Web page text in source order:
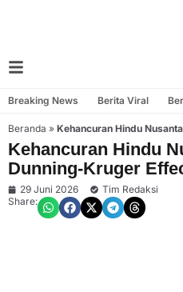
Breaking News Berita Viral
Beranda » Kehancuran Hindu
Kehancuran Hindu
Dunning-Kruger
29 Juni 2026
Tim Redaksi
Share: